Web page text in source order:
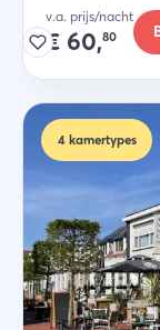
v.a. prijs/nacht
€ 60,80
4 kamertypes